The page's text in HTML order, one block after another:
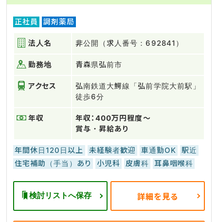
正社員 調剤薬局
法人名 非公開（求人番号：692841）
勤務地 青森県弘前市
アクセス
弘南鉄道大鰐線「弘前学院大前駅」
徒歩6分
年収
年収：400万円程度～
賞与・昇給あり
年間休日120日以上 未経験者歓迎 車通勤OK
駅近
住宅補助（手当）あり
小児科 皮膚科 耳鼻咽喉科
検討リストへ保存 詳細を見る